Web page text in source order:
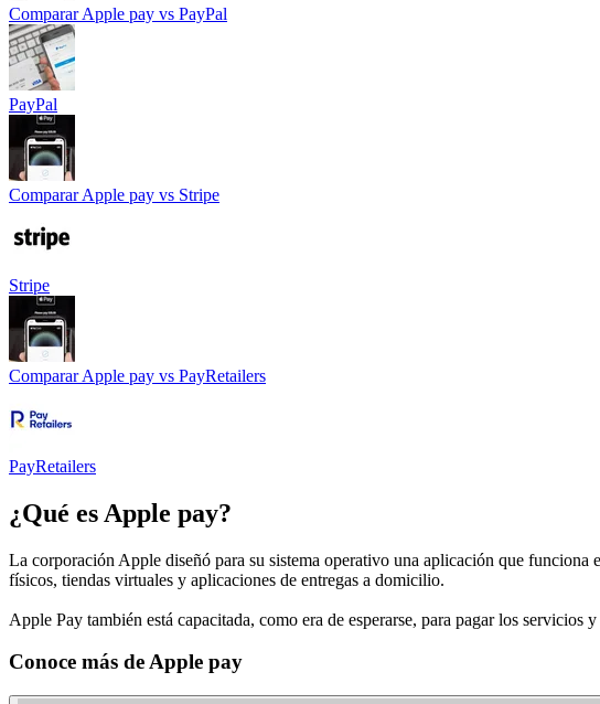
Comparar Apple pay vs PayPal
PayPal
Comparar Apple pay vs Stripe
Stripe
Comparar Apple pay vs PayRetailers
PayRetailers
¿Qué es Apple pay?
La corporación Apple diseñó para su sistema operativo una aplicación que
físicos, tiendas virtuales y aplicaciones de entregas a domicilio.
Apple Pay también está capacitada, como era de esperarse, para pagar los servicios
Conoce más deApple pay